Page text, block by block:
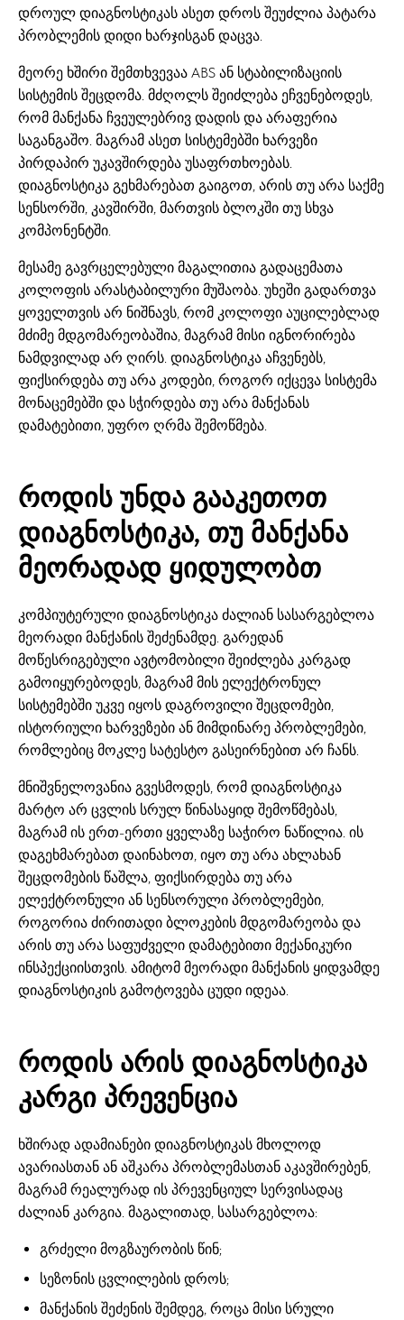
დროულ დიაგნოსტიკას ასეთ დროს შეუძლია პატარა
პრობლემის დიდი ხარჯისგან დაცვა.
მეორე ხშირი შემთხვევაა ABS ან სტაბილიზაციის
სისტემის შეცდომა. მძღოლს შეიძლება ეჩვენებოდეს,
რომ მანქანა ჩვეულებრივ დადის და არაფერია
საგანგაშო. მაგრამ ასეთ სისტემებში ხარვეზი
პირდაპირ უკავშირდება უსაფრთხოებას.
დიაგნოსტიკა გეხმარებათ გაიგოთ, არის თუ არა საქმე
სენსორში, კავშირში, მართვის ბლოკში თუ სხვა
კომპონენტში.
მესამე გავრცელებული მაგალითია გადაცემათა
კოლოფის არასტაბილური მუშაობა. უხეში გადართვა
ყოველთვის არ ნიშნავს, რომ კოლოფი აუცილებლად
მძიმე მდგომარეობაშია, მაგრამ მისი იგნორირება
ნამდვილად არ ღირს. დიაგნოსტიკა აჩვენებს,
ფიქსირდება თუ არა კოდები, როგორ იქცევა სისტემა
მონაცემებში და სჭირდება თუ არა მანქანას
დამატებითი, უფრო ღრმა შემოწმება.
როდის უნდა გააკეთოთ
დიაგნოსტიკა, თუ მანქანა
მეორადად ყიდულობთ
კომპიუტერული დიაგნოსტიკა ძალიან სასარგებლოა
მეორადი მანქანის შეძენამდე. გარედან
მოწესრიგებული ავტომობილი შეიძლება კარგად
გამოიყურებოდეს, მაგრამ მის ელექტრონულ
სისტემებში უკვე იყოს დაგროვილი შეცდომები,
ისტორიული ხარვეზები ან მიმდინარე პრობლემები,
რომლებიც მოკლე სატესტო გასეირნებით არ ჩანს.
მნიშვნელოვანია გვესმოდეს, რომ დიაგნოსტიკა
მარტო არ ცვლის სრულ წინასაყიდ შემოწმებას,
მაგრამ ის ერთ-ერთი ყველაზე საჭირო ნაწილია. ის
დაგეხმარებათ დაინახოთ, იყო თუ არა ახლახან
შეცდომების წაშლა, ფიქსირდება თუ არა
ელექტრონული ან სენსორული პრობლემები,
როგორია ძირითადი ბლოკების მდგომარეობა და
არის თუ არა საფუძველი დამატებითი მექანიკური
ინსპექციისთვის. ამიტომ მეორადი მანქანის ყიდვამდე
დიაგნოსტიკის გამოტოვება ცუდი იდეაა.
როდის არის დიაგნოსტიკა
კარგი პრევენცია
ხშირად ადამიანები დიაგნოსტიკას მხოლოდ
ავარიასთან ან აშკარა პრობლემასთან აკავშირებენ,
მაგრამ რეალურად ის პრევენციულ სერვისადაც
ძალიან კარგია. მაგალითად, სასარგებლოა:
გრძელი მოგზაურობის წინ;
სეზონის ცვლილების დროს;
მანქანის შეძენის შემდეგ, როცა მისი სრული